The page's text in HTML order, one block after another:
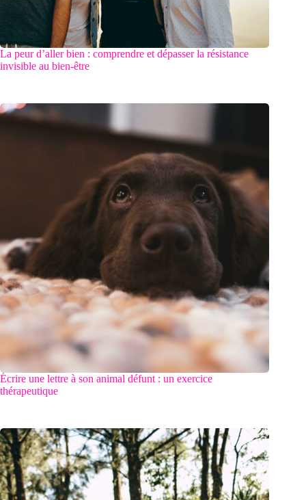
La peur d’aller bien : comprendre et dépasser la résistance
invisible au bien-être
Écrire une lettre à son animal défunt : un exercice
thérapeutique